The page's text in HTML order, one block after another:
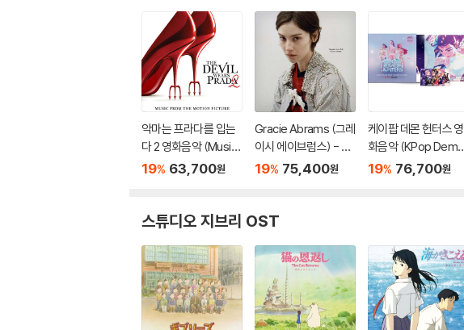
악마는 프라다를 입는
다 2 영화음악 (Music
from the Motion Pic
LP]
19% 63,700원
Gracie Abrams (그레
이시 에이브럼스) - 3
집 Daughter from H
19% 75,400원
케이팝 데몬 헌터스 영
화음악 (KPop Demo
n Hunters From The
19% 76,700원
스튜디오 지브리 OST